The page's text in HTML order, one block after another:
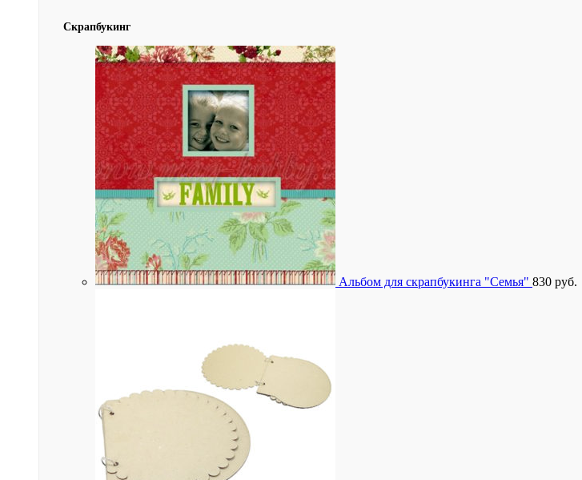
Скрапбукинг
Альбом для скрапбукинга "Семья" 830 руб.